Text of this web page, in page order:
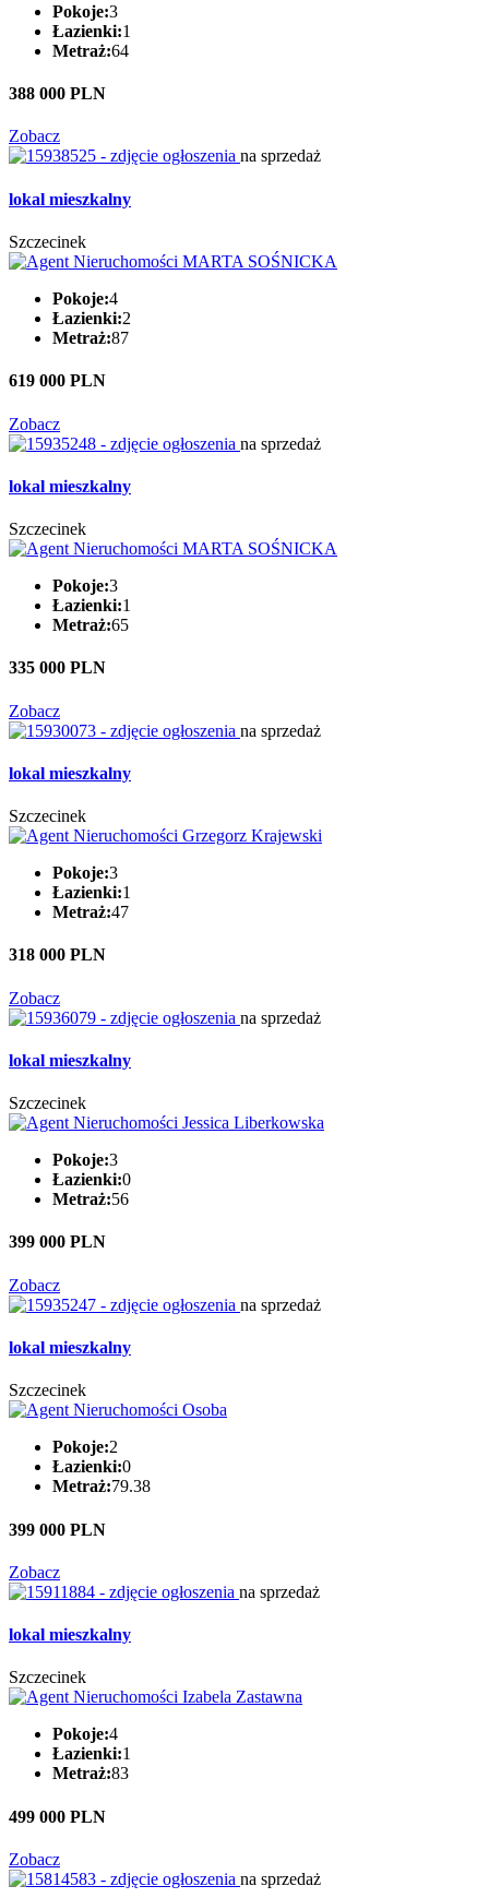
Pokoje:3
Łazienki:1
Metraż:64
388 000 PLN
Zobacz
na sprzedaż
lokal mieszkalny
Szczecinek
Pokoje:4
Łazienki:2
Metraż:87
619 000 PLN
Zobacz
na sprzedaż
lokal mieszkalny
Szczecinek
Pokoje:3
Łazienki:1
Metraż:65
335 000 PLN
Zobacz
na sprzedaż
lokal mieszkalny
Szczecinek
Pokoje:3
Łazienki:1
Metraż:47
318 000 PLN
Zobacz
na sprzedaż
lokal mieszkalny
Szczecinek
Pokoje:3
Łazienki:0
Metraż:56
399 000 PLN
Zobacz
na sprzedaż
lokal mieszkalny
Szczecinek
Pokoje:2
Łazienki:0
Metraż:79.38
399 000 PLN
Zobacz
na sprzedaż
lokal mieszkalny
Szczecinek
Pokoje:4
Łazienki:1
Metraż:83
499 000 PLN
Zobacz
na sprzedaż